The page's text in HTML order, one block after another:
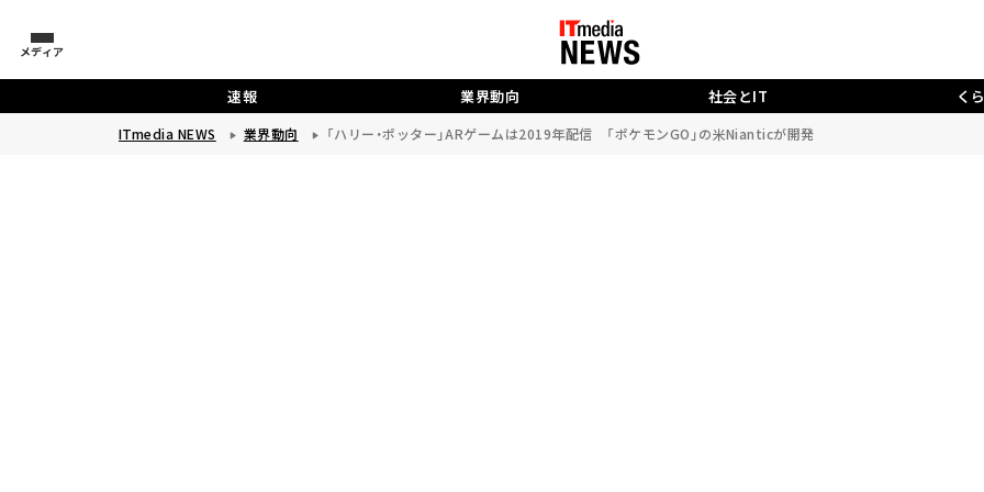
メディア
速報 業界動向 社会とIT く
ITmedia NEWS 業界動向 「ハリー・ポッター」ARゲームは2019年配信 「ポケモンGO」の米Nianticが開発